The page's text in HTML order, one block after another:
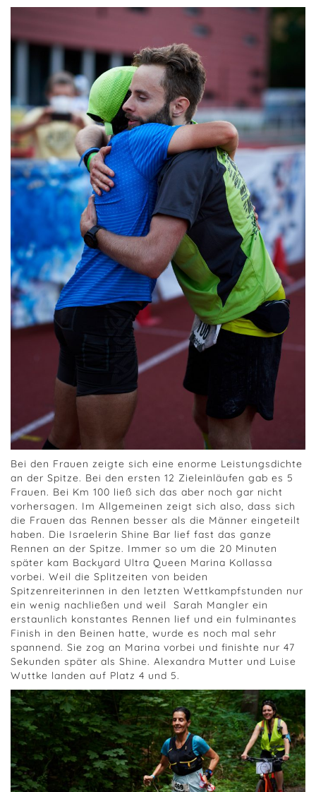
Bei den Frauen zeigte sich eine enorme Leistungsdichte
an der Spitze. Bei den ersten 12 Zieleinläufen gab es 5
Frauen. Bei Km 100 ließ sich das aber noch gar nicht
vorhersagen. Im Allgemeinen zeigt sich also, dass sich
die Frauen das Rennen besser als die Männer eingeteilt
haben. Die Israelerin Shine Bar lief fast das ganze
Rennen an der Spitze. Immer so um die 20 Minuten
später kam Backyard Ultra Queen Marina Kollassa
vorbei. Weil die Splitzeiten von beiden
Spitzenreiterinnen in den letzten Wettkampfstunden nur
ein wenig nachließen und weil
Sarah Mangler ein
erstaunlich konstantes Rennen lief und ein fulminantes
Finish in den Beinen hatte, wurde es noch mal sehr
spannend. Sie zog an Marina vorbei und finishte nur 47
Sekunden später als Shine. Alexandra Mutter und Luise
Wuttke landen auf Platz 4 und 5.